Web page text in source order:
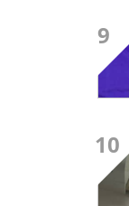
9
10